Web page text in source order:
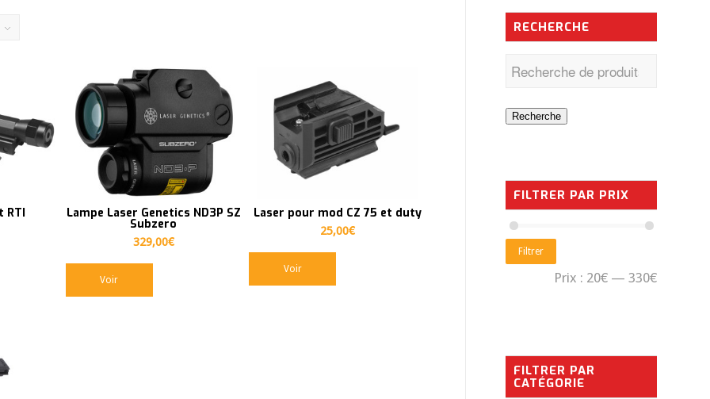
RTI Lampe Laser Genetics ND3P SZ
Subzero
329,00€
Voir
Laser pour mod CZ 75 et duty
25,00€
Voir
RECHERCHE
Recherche
FILTRER PAR PRIX
Filtrer
Prix : 20€ — 330€
FILTRER PAR
CATÉGORIE